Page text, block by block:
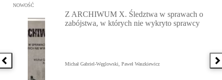
Poprzednia książka
Przejdź do: Z ARCHIWUM X. Śledztwa w sprawach o
NOWOŚĆ
Z ARCHIWUM X. Śledztwa w sprawach o
zabójstwa, w których nie wykryto sprawcy
Michał Gabriel-Węglowski, Paweł Waszkiewicz